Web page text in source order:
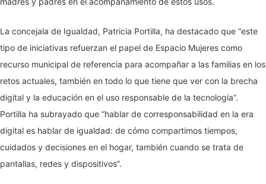
La concejala de Igualdad, Patricia Portilla, ha destacado que “este
tipo de iniciativas refuerzan el papel de Espacio Mujeres como
recurso municipal de referencia para acompañar a las familias en los
retos actuales, también en todo lo que tiene que ver con la brecha
digital y la educación en el uso responsable de la tecnología”.
Portilla ha subrayado que “hablar de corresponsabilidad en la era
digital es hablar de igualdad: de cómo compartimos tiempos,
cuidados y decisiones en el hogar, también cuando se trata de
pantallas, redes y dispositivos”.